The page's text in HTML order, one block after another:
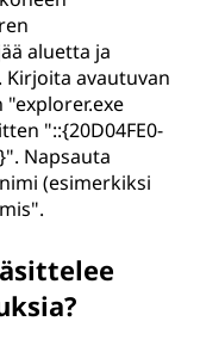
aluetta ja
Kirjoita avautuvan
"::{20D04FE0-
Napsauta
(esimerkiksi